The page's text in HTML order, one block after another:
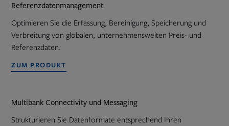
Referenzdatenmanagement
Optimieren Sie die Erfassung, Bereinigung, Speicherung und
Verbreitung von globalen, unternehmensweiten Preis- und
Referenzdaten.
ZUM PRODUKT
Multibank Connectivity und Messaging
Strukturieren Sie Datenformate entsprechend Ihren